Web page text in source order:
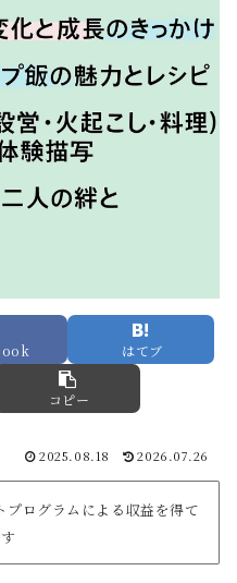
はてブ
コピー
2025.08.18 2026.07.26
ログラムによる収益を得て